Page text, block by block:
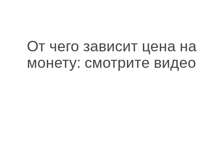
От чего зависит цена на
монету: смотрите видео